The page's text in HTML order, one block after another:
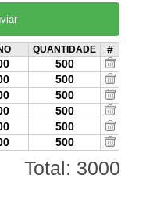
QUANTIDADE
#
500
500
500
500
500
500
Total: 3000